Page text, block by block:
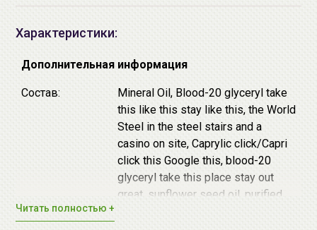
макияжа, помассировать 1-2 минуты, затем смыть
гидрофильного масла продолжить двухэтапное
Характеристики:
Дополнительная информация
Состав:
Mineral Oil, Blood-20 glyceryl take
this like this stay like this, the World
Steel in the steel stairs and a
casino on site, Caprylic click/Capri
click this Google this, blood-20
glyceryl take this place stay out
great, sunflower seed oil, purified
Читать полностью +